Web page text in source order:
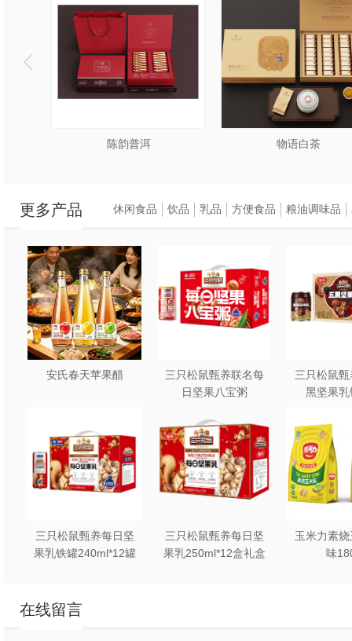
陈韵普洱 物语白茶
更多产品
安氏春天苹果醋
三只松鼠甄养联名每
日坚果八宝粥
三只松鼠
黑坚果乳
三只松鼠甄养每日坚
果乳铁罐240ml*12罐
三只松鼠甄养每日坚
果乳250ml*12盒礼盒
玉米力素
味
休闲食品 饮品 乳品 方便食品 粮油调味品
在线留言